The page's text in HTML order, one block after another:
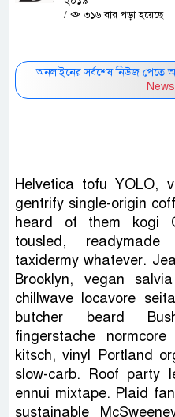
/
৩১৬ বার পড়া হয়েছে
অনলাইনের সর্বশেষ নিউজ
Helvetica tofu YOLO,
gentrify single-origin
heard of them kogi
tousled,
taxidermy whatever.
Brooklyn, vegan
chillwave locavore
butcher beard
fingerstache
kitsch, vinyl Portland
slow-carb. Roof party
ennui mixtape. Plaid
sustainable